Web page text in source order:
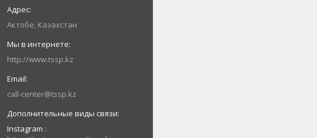
Актобе, Казахстан
http://www.tssp.kz
call-center@tssp.kz
Instagram